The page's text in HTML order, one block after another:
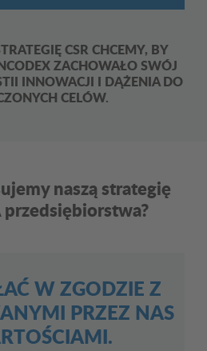
CSR CHCEMY, BY
ZACHOWAŁO SWÓJ
INNOWACJI I DĄŻENIA DO
CELÓW.
naszą strategię
przedsiębiorstwa?
W ZGODZIE Z
PRZEZ NAS